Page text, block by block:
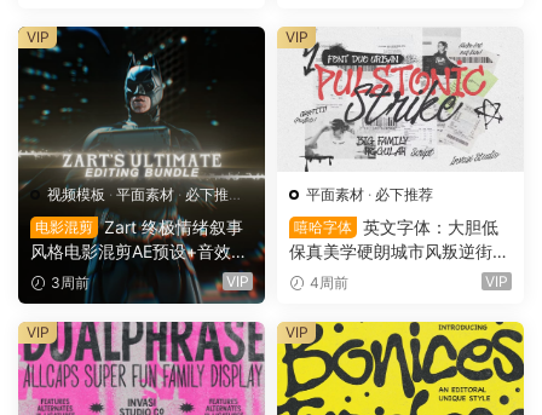
Pixel Inspired Display Font
（）
视频模板 · 平面素材 · 必下推荐
影视素材
电影混剪 Zart 终极情绪叙事
风格电影混剪AE预设+音效
+字体剪辑套装 Zart’s Ultimat
e Editing Bundle（15983）
3周前 VIP
VIP
平面素材 · 必下推荐
嘻哈字体 英文字体：大胆低
保真美学硬朗城市风叛逆街头
适合潮流海报封面设计字体 P
Duo（15975）
4周前 VIP
VIP
VIP VIP